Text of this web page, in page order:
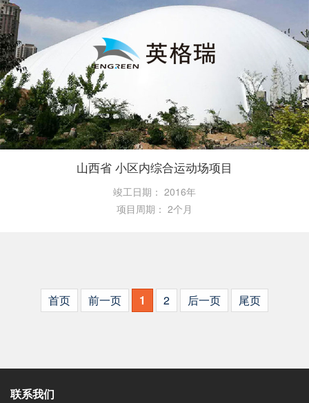
山西省 小区内综合运动场项目
竣工日期： 2016年
项目周期： 2个月
首页 前一页 1 2 后一页 尾页
联系我们